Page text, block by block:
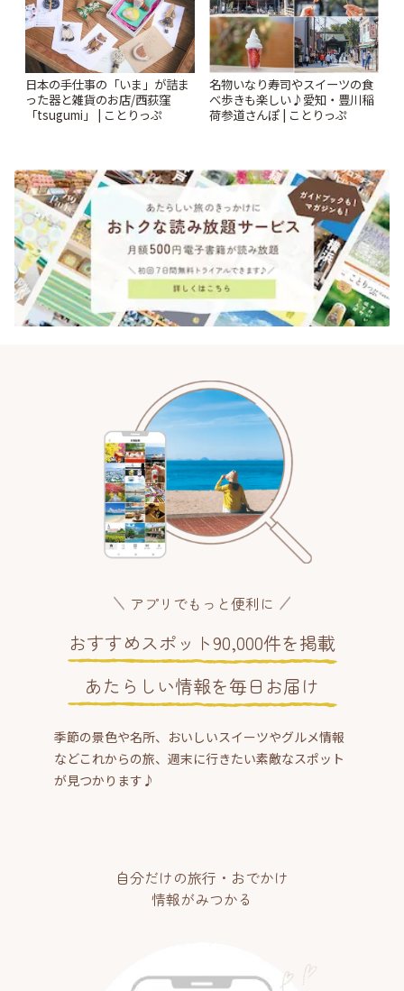
日本の手仕事の「いま」が詰ま
った器と雑貨のお店/西荻窪
「tsugumi」 | ことりっぷ
名物いなり寿司やスイーツの食
べ歩きも楽しい♪愛知・豊川稲
荷参道さんぽ | ことりっぷ
アプリでもっと便利に
おすすめスポット90,000件を掲載
あたらしい情報を毎日お届け
季節の景色や名所、おいしいスイーツやグルメ情報
などこれからの旅、週末に行きたい素敵なスポット
が見つかります♪
自分だけの旅行・おでかけ
情報がみつかる